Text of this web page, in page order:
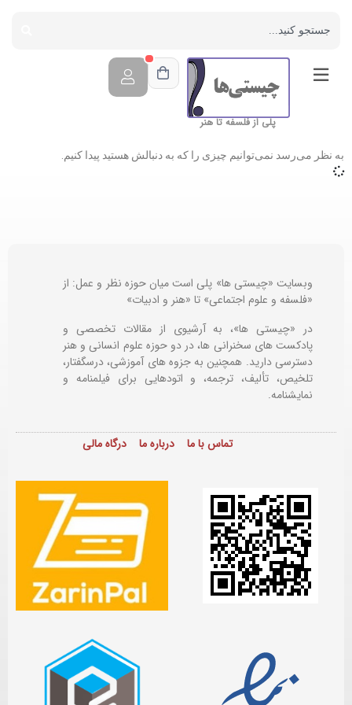
پلی از فلسفه تا هنر
به نظر می‌رسد نمی‌توانیم چیزی را که به دنبالش هستید پیدا کنیم.
وبسایت «چیستی ها» پلی است میان حوزه نظر و عمل: از
«فلسفه و علوم اجتماعی» تا «هنر و ادبیات»
در «چیستی ها»، به آرشیوی از مقالات تخصصی و
پادکست های سخنرانی ها، در دو حوزه علوم انسانی و هنر
دسترسی دارید. همچنین به جزوه های آموزشی، درسگفتار،
تلخیص، تألیف، ترجمه، و اتودهایی برایفیلمنامه و
نمایشنامه.
تماس با ما درباره ما درگاه مالی